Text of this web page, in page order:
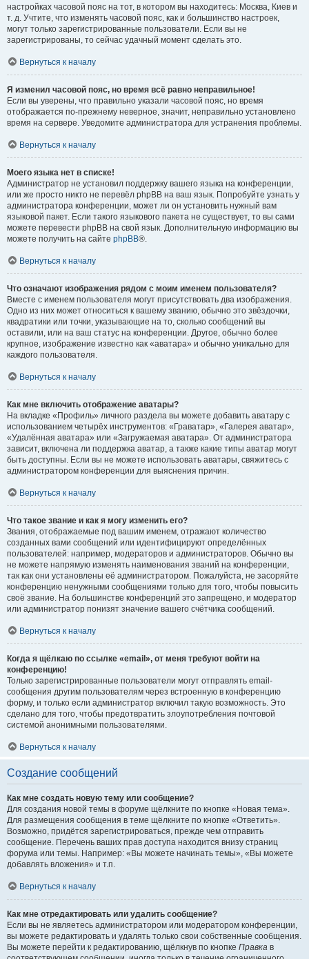
настройках часовой пояс на тот, в котором вы находитесь: Москва, Киев и
т. д. Учтите, что изменять часовой пояс, как и большинство настроек,
могут только зарегистрированные пользователи. Если вы не
зарегистрированы, то сейчас удачный момент сделать это.
Вернуться к началу
Я изменил часовой пояс, но время всё равно неправильное!
Если вы уверены, что правильно указали часовой пояс, но время
отображается по-прежнему неверное, значит, неправильно установлено
время на сервере. Уведомите администратора для устранения проблемы.
Вернуться к началу
Моего языка нет в списке!
Администратор не установил поддержку вашего языка на конференции,
или же просто никто не перевёл phpBB на ваш язык. Попробуйте узнать у
администратора конференции, может ли он установить нужный вам
языковой пакет. Если такого языкового пакета не существует, то вы сами
можете перевести phpBB на свой язык. Дополнительную информацию вы
можете получить на сайте phpBB®.
Вернуться к началу
Что означают изображения рядом с моим именем пользователя?
Вместе с именем пользователя могут присутствовать два изображения.
Одно из них может относиться к вашему званию, обычно это звёздочки,
квадратики или точки, указывающие на то, сколько сообщений вы
оставили, или на ваш статус на конференции. Другое, обычно более
крупное, изображение известно как «аватара» и обычно уникально для
каждого пользователя.
Вернуться к началу
Как мне включить отображение аватары?
На вкладке «Профиль» личного раздела вы можете добавить аватару с
использованием четырёх инструментов: «Граватар», «Галерея аватар»,
«Удалённая аватара» или «Загружаемая аватара». От администратора
зависит, включена ли поддержка аватар, а также какие типы аватар могут
быть доступны. Если вы не можете использовать аватары, свяжитесь с
администратором конференции для выяснения причин.
Вернуться к началу
Что такое звание и как я могу изменить его?
Звания, отображаемые под вашим именем, отражают количество
созданных вами сообщений или идентифицируют определённых
пользователей: например, модераторов и администраторов. Обычно вы
не можете напрямую изменять наименования званий на конференции,
так как они установлены её администратором. Пожалуйста, не засоряйте
конференцию ненужными сообщениями только для того, чтобы повысить
своё звание. На большинстве конференций это запрещено, и модератор
или администратор понизят значение вашего счётчика сообщений.
Вернуться к началу
Когда я щёлкаю по ссылке «email», от меня требуют войти на
конференцию!
Только зарегистрированные пользователи могут отправлять email-
сообщения другим пользователям через встроенную в конференцию
форму, и только если администратор включил такую возможность. Это
сделано для того, чтобы предотвратить злоупотребления почтовой
системой анонимными пользователями.
Вернуться к началу
Создание сообщений
Как мне создать новую тему или сообщение?
Для создания новой темы в форуме щёлкните по кнопке «Новая тема».
Для размещения сообщения в теме щёлкните по кнопке «Ответить».
Возможно, придётся зарегистрироваться, прежде чем отправить
сообщение. Перечень ваших прав доступа находится внизу страниц
форума или темы. Например: «Вы можете начинать темы», «Вы можете
добавлять вложения» и т.п.
Вернуться к началу
Как мне отредактировать или удалить сообщение?
Если вы не являетесь администратором или модератором конференции,
вы можете редактировать и удалять только свои собственные сообщения.
Вы можете перейти к редактированию, щёлкнув по кнопке Правка в